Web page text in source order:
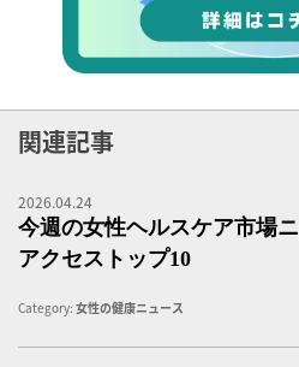
関連記事
2026.04.24
今週の女性ヘルスケア市場ニ
アクセストップ10
Category: 女性の健康ニュース